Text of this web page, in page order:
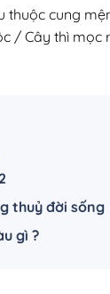
cung
/ Cây thì
thuỷ đời sống
gì ?